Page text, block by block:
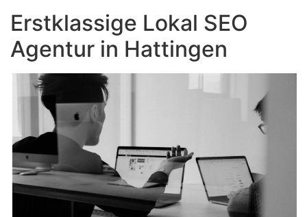
Erstklassige Lokal SEO
Agentur in Hattingen